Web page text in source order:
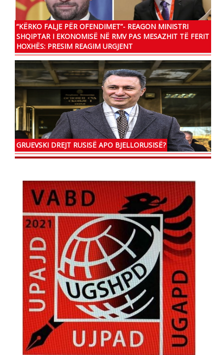
“KËRKO FALJE PËR OFENDIMET”- REAGON MINISTRI
SHQIPTAR I EKONOMISË NË RMV PAS MESAZHIT TË FERIT
HOXHËS: PRESIM REAGIM URGJENT
GRUEVSKI DREJT RUSISË APO BJELLORUSISË?